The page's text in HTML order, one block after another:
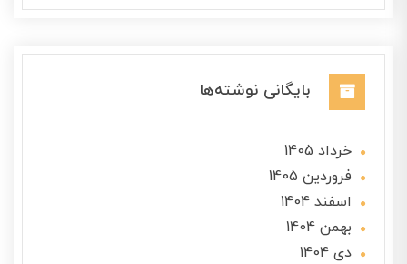
بایگانی نوشته‌ها
خرداد 1405
فروردین 1405
اسفند 1404
بهمن 1404
دی 1404